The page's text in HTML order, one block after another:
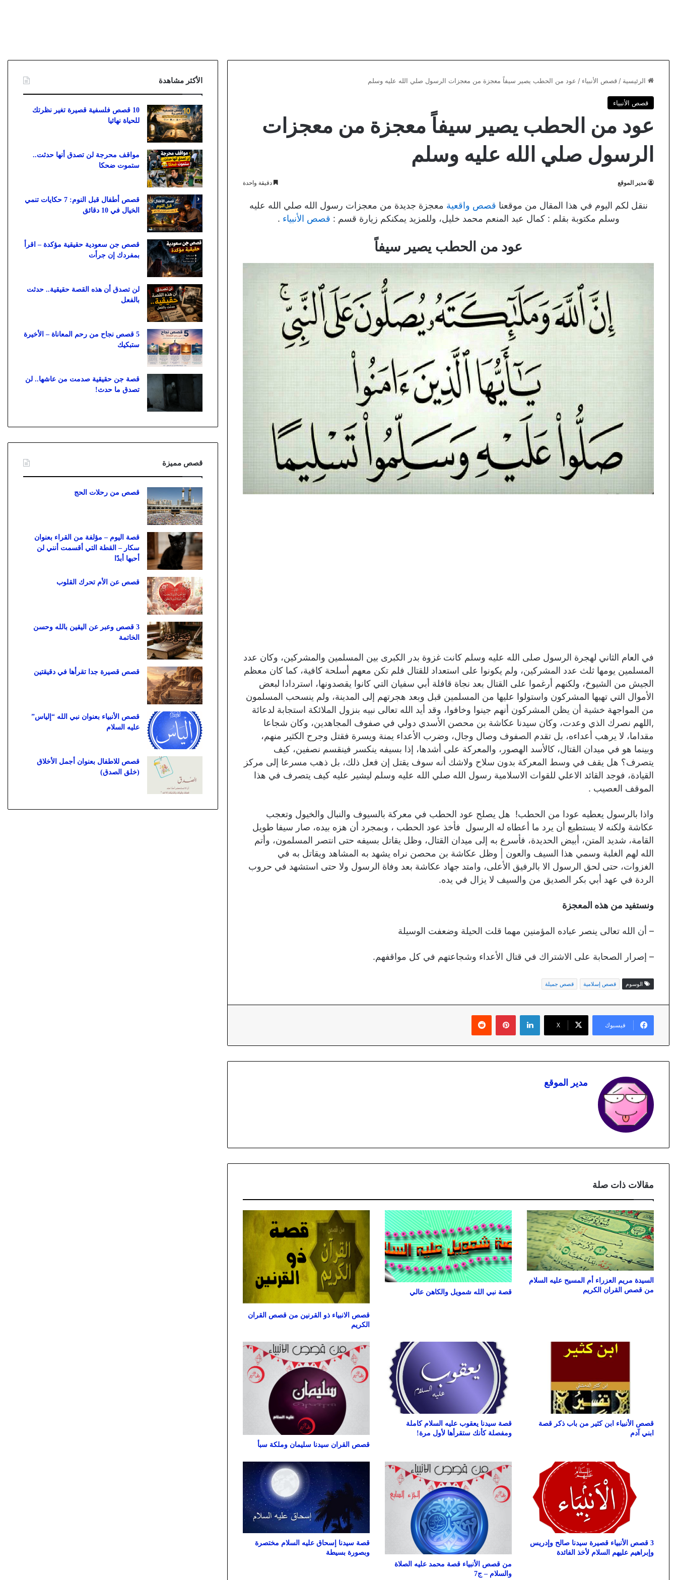
الرئيسية / قصص الأنبياء / عود من الحطب يصير سيفاً معجزة من معجزات الرسول صلي الله عليه وسلم
قصص الأنبياء
عود من الحطب يصير سيفاً معجزة من معجزات
الرسول صلي الله عليه وسلم
مدير الموقع دقيقة واحدة
ننقل لكم اليوم في هذا المقال من موقعنا قصص واقعية معجزة جديدة من معجزات رسول الله صلي الله عليه
وسلم مكتوبة بقلم : كمال عبد المنعم محمد خليل، وللمزيد يمكنكم زيارة قسم : قصص الأنبياء .
عود من الحطب يصير سيفاً
في العام الثاني لهجرة الرسول صلى الله عليه وسلم کانت غزوة بدر الكبرى بين المسلمين والمشركين، وكان عدد
المسلمين يومها ثلث عدد المشركين، ولم يكونوا على استعداد للقتال فلم تكن معهم أسلحة كافية، كما كان معظم
الجيش من الشيوخ، ولكنهم أرغموا على القتال بعد نجاة قافلة أبي سفيان التي كانوا يقصدونها، استردادا لبعض
الأموال التي تهبها المشركون واستولوا عليها من المسلمين قبل وبعد هجرتهم إلى المدينة، ولم ينسحب المسلمون
من المواجهة خشية أن يظن المشركون أنهم جینوا وخافوا، وقد أيد الله تعالى نبيه بنزول الملائكة استجابة لدعائة
,اللهم نصرك الذي وعدت، وكان سیدنا عكاشة بن محصن الأسدي دولي في صفوف المجاهدين، وكان شجاعا
مقداما، لا يرهب أعداءه، بل تقدم الصفوف وصال وجال، وضرب الأعداء يمنة ويسرة فقتل وجرح الكثير منهم،
وبينما هو في ميدان القتال، كالأسد الهصور، والمعركة على أشدها، إذا بسيفه ينكسر فينقسم نصفين، كيف
يتصرف؟ هل يقف في وسط المعركة بدون سلاح ولاشك أنه سوف يقتل إن فعل ذلك، بل ذهب مسرعا إلى مركز
القيادة، فوجد القائد الاعلي للقوات الاسلامية رسول الله صلي الله عليه وسلم ليشير عليه كيف يتصرف في هذا
الموقف العصيب .
واذا بالرسول يعطيه عودا من الحطب! هل يصلح عود الحطب في معركة بالسيوف والنبال والخيول وتعجب
عكاشة ولكنه لا يستطيع أن يرد ما أعطاه له الرسول فأخذ عود الحطب ، وبمجرد أن هزه بيده، صار سيفا طويل
القامة، شديد المتن، أبيض الحديدة، فأسرع به إلى ميدان القتال، وظل يقاتل بسيفه حتى انتصر المسلمون، وأتم
الله لهم الغلبة وسمي هذا السيف والعون | وظل عكاشة بن محصن نراه يشهد به المشاهد ويقاتل به في
الغزوات، حتى لحق الرسول الا بالرفيق الأعلى، وامتد جهاد عكاشة بعد وفاة الرسول ولا حتى استشهد في حروب
الردة في عهد أبي بكر الصديق من والسيف لا يزال في يده.
ونستفيد من هذه المعجزة
– أن الله تعالى ينصر عباده المؤمنين مهما قلت الحيلة وضعفت الوسيلة
– إصرار الصحابة على الاشتراك في قتال الأعداء وشجاعتهم في كل مواقفهم.
الوسوم قصص إسلامية قصص جميلة
فيسبوك X
لينكدإن بينتيريست
مدير الموقع
مقالات ذات صلة
السيدة مريم العزراء أم المسيح عليه السلام
من قصص القران الكريم
قصة نبي الله شمويل والكاهن عالي
قصص الانبياء ذو القرنين من قصص القران
الكريم
قصص الأنبياء ابن كثير من باب ذكر قصة
ابني آدم
قصة سيدنا يعقوب عليه السلام كاملة
ومفصلة كأنك ستقرأها لأول مرة!
قصص القران سيدنا سليمان وملكة سبأ
3 قصص الأنبياء قصيرة سيدنا صالح وإدريس
وإبراهيم عليهم السلام لأخذ الفائدة
من قصص الأنبياء قصة محمد عليه الصلاة
والسلام – ج7
قصة سيدنا إسحاق عليه السلام مختصرة
وبصورة بسيطة
الأكثر مشاهدة
10 قصص فلسفية قصيرة تغير نظرتك
للحياة نهائيا
مواقف محرجة لن تصدق أنها حدثت..
ستموت ضحكا
قصص أطفال قبل النوم: 7 حكايات تنمي
الخيال في 10 دقائق
قصص جن سعودية حقيقية مؤكدة – اقرأ
بمفردك إن جرأت
لن تصدق أن هذه القصة حقيقية.. حدثت
بالفعل
5 قصص نجاح من رحم المعاناة – الأخيرة
ستبكيك
قصة جن حقيقية صدمت من عاشها.. لن
تصدق ما حدث!
قصص مميزة
قصص من رحلات الحج
قصة اليوم – مؤلفة من القراء بعنوان
سكار – القطة التي أقسمت أنني لن
أحبها أبدًا
قصص عن الأم تحرك القلوب
3 قصص وعبر عن اليقين بالله وحسن
الخاتمة
قصص قصيرة جدا تقرأها في دقيقتين
قصص الأنبياء بعنوان نبي الله “إلياس”
عليه السلام
قصص للاطفال بعنوان أجمل الأخلاق
(خلق الصدق)